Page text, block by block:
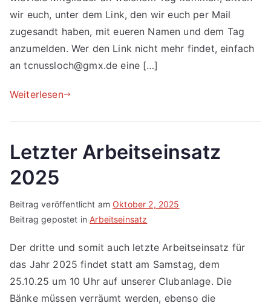
wir euch, unter dem Link, den wir euch per Mail
zugesandt haben, mit eueren Namen und dem Tag
anzumelden. Wer den Link nicht mehr findet, einfach
an tcnussloch@gmx.de eine […]
Weiterlesen
Letzter Arbeitseinsatz
2025
Beitrag veröffentlicht am Oktober 2, 2025
Beitrag gepostet inArbeitseinsatz
Der dritte und somit auch letzte Arbeitseinsatz für
das Jahr 2025 findet statt am Samstag, dem
25.10.25 um 10 Uhr auf unserer Clubanlage. Die
Bänke müssen verräumt werden, ebenso die